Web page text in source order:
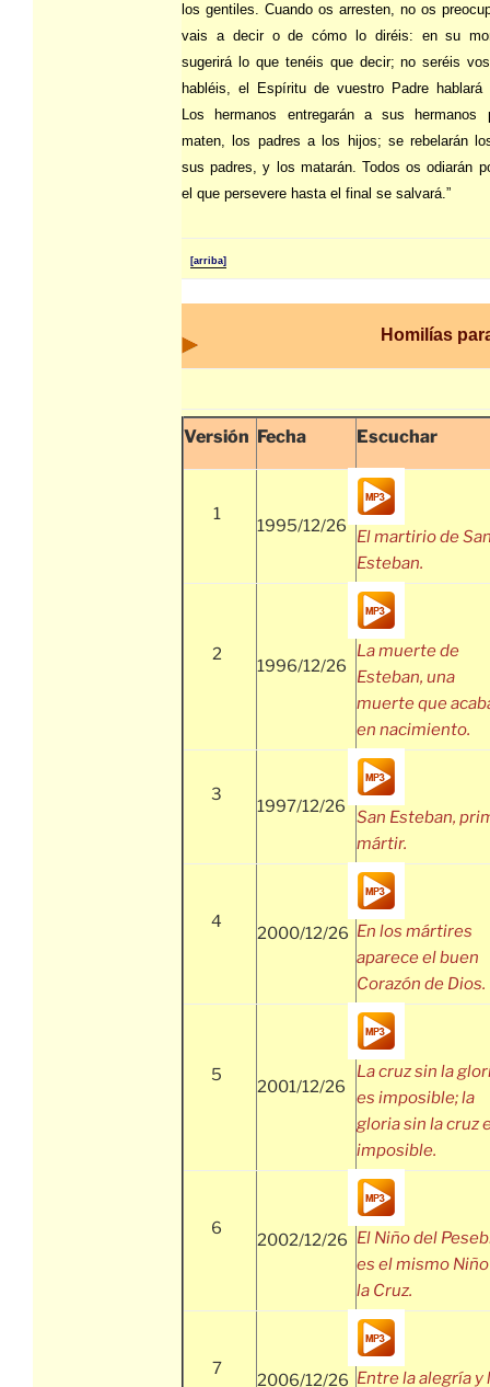
los gentiles. Cuando os arresten, no os
vais a decir o de cómo lo diréis: en su
sugerirá lo que tenéis que decir; no seréis
habléis, el Espíritu de vuestro Padre hablará
Los hermanos entregarán a sus hermanos
maten, los padres a los hijos; se rebelarán
sus padres, y los matarán. Todos os odiarán
el que persevere hasta el final se salvará.”
[arriba]
Homilías
Versión Fecha Escuchar
1
1995/12/26
El martirio de
Esteban.
2
1996/12/26
La muerte de
Esteban, una
muerte que
en nacimiento.
3
1997/12/26
San Esteban,
mártir.
4
2000/12/26 En los mártires
aparece el buen
Corazón de Dios.
5
2001/12/26
La cruz sin la
es imposible; la
gloria sin la cruz
imposible.
6
2002/12/26 El Niño del
es el mismo
la Cruz.
7
2006/12/26 Entre la alegría y